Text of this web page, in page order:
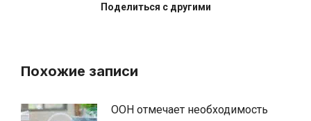
Поделиться с другими
Похожие записи
ООН отмечает необходимость